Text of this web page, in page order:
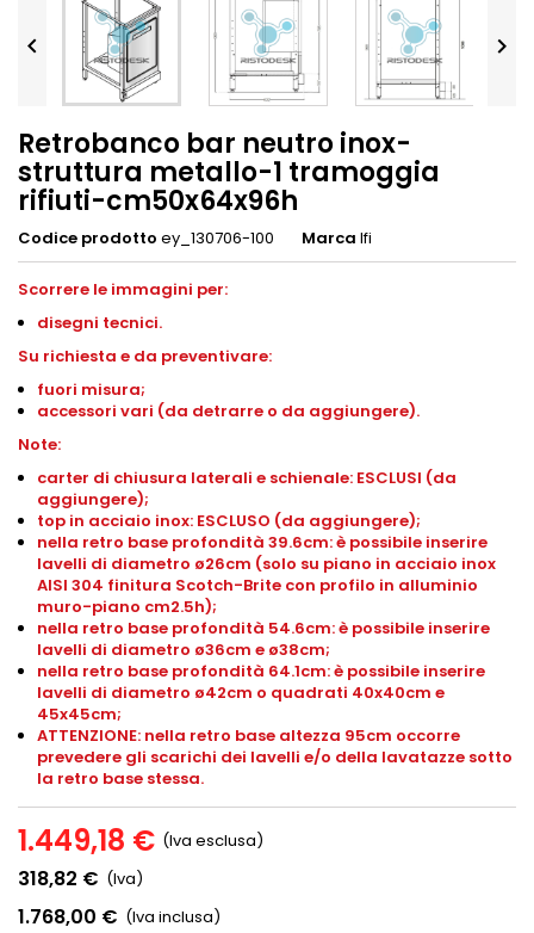
 
Retrobanco bar neutro inox-
struttura metallo-1 tramoggia
rifiuti-cm50x64x96h
Codice prodotto ey_130706-100 Marca Ifi
Scorrere le immagini per:
disegni tecnici.
Su richiesta e da preventivare:
fuori misura;
accessori vari (da detrarre o da aggiungere).
Note:
carter di chiusura laterali e schienale: ESCLUSI (da
aggiungere);
top in acciaio inox: ESCLUSO (da aggiungere);
nella retro base profondità 39.6cm: è possibile inserire
lavelli di diametro ø26cm (solo su piano in acciaio inox
AISI 304 finitura Scotch-Brite con profilo in alluminio
muro-piano cm2.5h);
nella retro base profondità 54.6cm: è possibile inserire
lavelli di diametro ø36cm e ø38cm;
nella retro base profondità 64.1cm: è possibile inserire
lavelli di diametro ø42cm o quadrati 40x40cm e
45x45cm;
ATTENZIONE: nella retro base altezza 95cm occorre
prevedere gli scarichi dei lavelli e/o della lavatazze sotto
la retro base stessa.
1.449,18 € (Iva esclusa)
318,82 € (Iva)
1.768,00 € (Iva inclusa)